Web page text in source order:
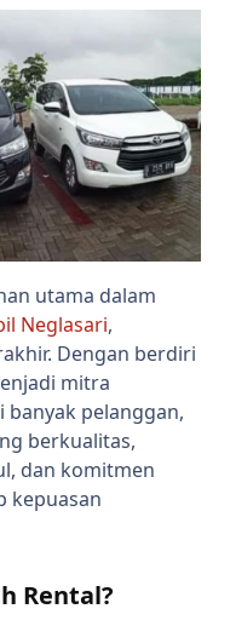
utama dalam
Neglasari,
Dengan berdiri
mitra
banyak pelanggan,
berkualitas,
dan komitmen
kepuasan
Rental?